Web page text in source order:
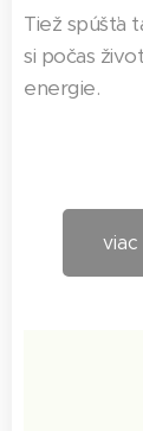
Tiež spúšťa
si počas
energie.